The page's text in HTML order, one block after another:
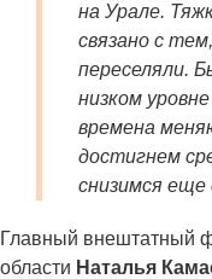
на Урале.
связано с
переселяли.
низком
времена
достигнем
снизимся еще
Главный внештатный
области Наталья